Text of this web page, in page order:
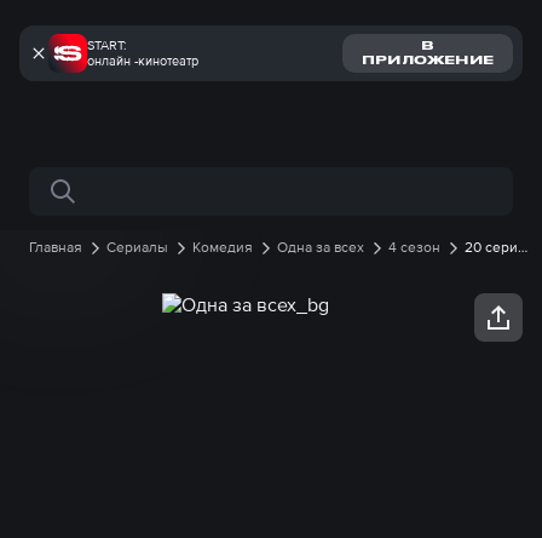
START:
онлайн -кинотеатр
В
ПРИЛОЖЕНИЕ
Поиск по сайту
Главная Сериалы Комедия Одна за всех 4 сезон
20 серия